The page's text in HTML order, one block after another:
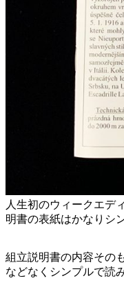
人生初のウィークエデ
明書の表紙はかなりシ
組立説明書の内容その
などなくシンプルで読